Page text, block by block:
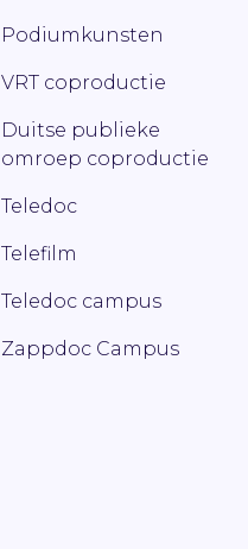
Podiumkunsten
VRT coproductie
Duitse publieke
omroep coproductie
Teledoc
Telefilm
Teledoc campus
Zappdoc Campus